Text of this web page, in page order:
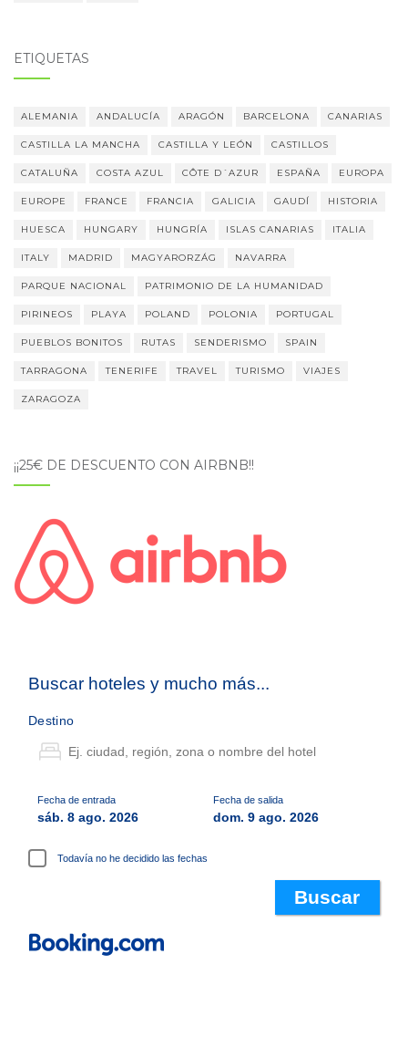
ETIQUETAS
ALEMANIA ANDALUCÍA ARAGÓN BARCELONA CANARIAS
CASTILLA LA MANCHA CASTILLA Y LEÓN CASTILLOS
CATALUÑA COSTA AZUL CÔTE D´AZUR ESPAÑA EUROPA
EUROPE FRANCE FRANCIA GALICIA GAUDÍ HISTORIA
HUESCA HUNGARY HUNGRÍA ISLAS CANARIAS ITALIA
ITALY MADRID MAGYARORZÁG NAVARRA
PARQUE NACIONAL PATRIMONIO DE LA HUMANIDAD
PIRINEOS PLAYA POLAND POLONIA PORTUGAL
PUEBLOS BONITOS RUTAS SENDERISMO SPAIN
TARRAGONA TENERIFE TRAVEL TURISMO VIAJES
ZARAGOZA
¡¡25€ DE DESCUENTO CON AIRBNB!!
Buscar hoteles y mucho más...
Destino
Fecha de entrada
sáb. 8 ago. 2026
Fecha de salida
dom. 9 ago. 2026
Todavía no he decidido las fechas